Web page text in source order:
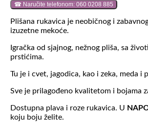
☎ Naručite telefonom: 060 0208 885
Plišana rukavica je neobičnog i
izuzetne mekoće.
Igračka od sjajnog, nežnog pliša, sa
prstićima.
Tu je i cvet, jagodica, kao i zeka, meda i
Sve je prilagođeno kvalitetom i bojama
Dostupna plava i roze rukavica. U
koju boju želite.